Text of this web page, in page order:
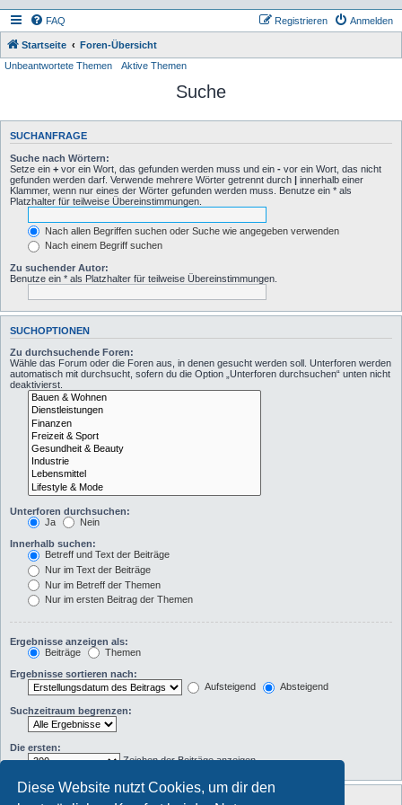
Diese Website nutzt Cookies, um dir den
FAQ Anmelden
Registrieren
Startseite
Foren-Übersicht
Unbeantwortete Themen
Aktive Themen
Suche
SUCHANFRAGE
Suche nach Wörtern:
Setze ein + vor ein Wort, das gefunden werden muss und ein - vor ein Wort, das nicht
gefunden werden darf. Verwende mehrere Wörter getrennt durch | innerhalb einer
Klammer, wenn nur eines der Wörter gefunden werden muss. Benutze ein * als
Platzhalter für teilweise Übereinstimmungen.
Nach allen Begriffen suchen oder Suche wie angegeben verwenden
Nach einem Begriff suchen
Zu suchender Autor:
Benutze ein * als Platzhalter für teilweise Übereinstimmungen.
SUCHOPTIONEN
Zu durchsuchende Foren:
Wähle das Forum oder die Foren aus, in denen gesucht werden soll. Unterforen werden
automatisch mit durchsucht, sofern du die Option „Unterforen durchsuchen“ unten nicht
deaktivierst.
Unterforen durchsuchen:
Ja
Nein
Innerhalb suchen:
Betreff und Text der Beiträge
Nur im Text der Beiträge
Nur im Betreff der Themen
Nur im ersten Beitrag der Themen
Ergebnisse anzeigen als:
Beiträge
Themen
Ergebnisse sortieren nach:
Aufsteigend
Absteigend
Suchzeitraum begrenzen:
Die ersten:
Zeichen der Beiträge anzeigen